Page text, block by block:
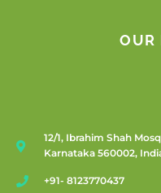
OUR
12/1, Ibrahim Shah
Karnataka 560002,
+91- 8123770437